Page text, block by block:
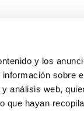
y los
sobre
análisis web,
que hayan
Andalucía 2014-